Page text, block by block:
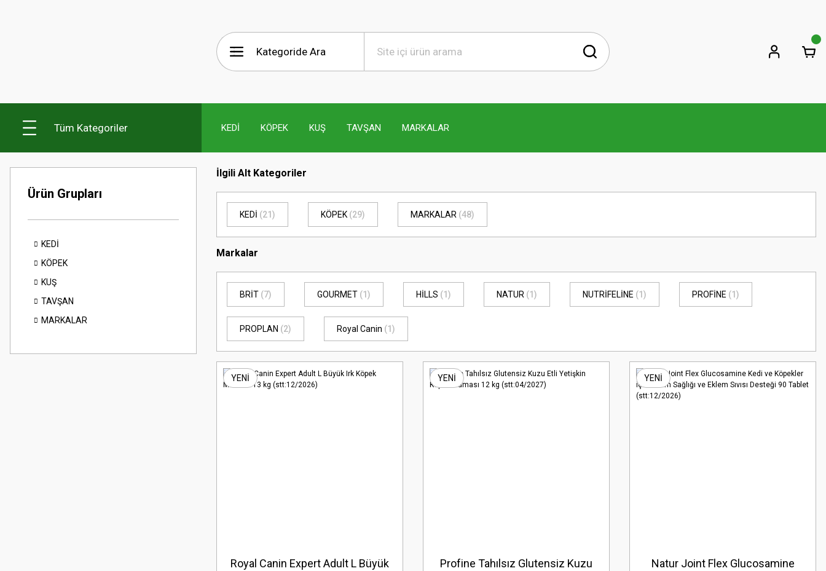
Tüm Kategoriler KEDİ KÖPEK KUŞ TAVŞAN MARKALAR
Ürün Grupları
KEDİ
KÖPEK
KUŞ
TAVŞAN
MARKALAR
İlgili Alt Kategoriler
KEDİ (21) KÖPEK (29) MARKALAR (48)
Markalar
BRİT (7) GOURMET (1) HİLLS (1) NATUR (1) NUTRİFELİNE (1) PROFİNE (1)
PROPLAN (2) Royal Canin (1)
YENİ
Royal Canin Expert Adult L Büyük
YENİ
Profine Tahılsız Glutensiz Kuzu
YENİ
Natur Joint Flex Glucosamine